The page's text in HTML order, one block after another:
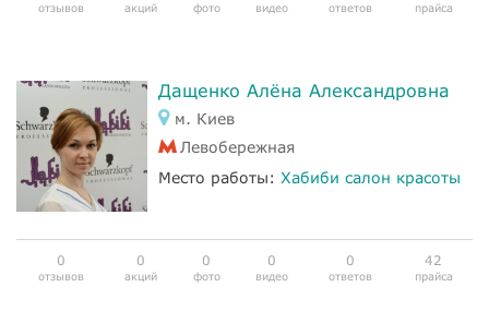
отзывов акций фото видео ответов прайса
Дащенко Алёна Александровна
м. Киев
Левобережная
Место работы: Хабиби салон красоты
0
отзывов
0
акций
0
фото
0
видео
0
ответов
42
прайса